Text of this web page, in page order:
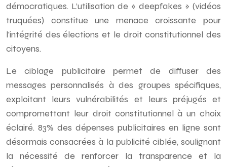
démocratiques. L’utilisation de « deepfakes » (vidéos
truquées) constitue une menace croissante pour
l’intégrité des élections et le droit constitutionnel des
citoyens.
Le ciblage publicitaire permet de diffuser des
messages personnalisés à des groupes spécifiques,
exploitant leurs vulnérabilités et leurs préjugés et
compromettant leur droit constitutionnel à un choix
éclairé. 83% des dépenses publicitaires en ligne sont
désormais consacrées à la publicité ciblée, soulignant
la nécessité de renforcer la transparence et la